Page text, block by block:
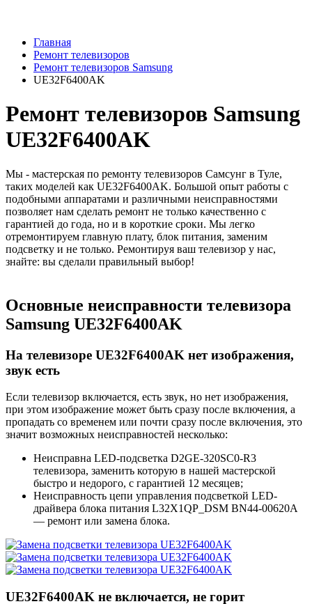
Главная
Ремонт телевизоров
Ремонт телевизоров Samsung
UE32F6400AK
Ремонт телевизоров Samsung
UE32F6400AK
Мы - мастерская по ремонту телевизоров Самсунг в Туле,
таких моделей как UE32F6400AK. Большой опыт работы с
подобными аппаратами и различными неисправностями
позволяет нам сделать ремонт не только качественно с
гарантией до года, но и в короткие сроки. Мы легко
отремонтируем главную плату, блок питания, заменим
подсветку и не только. Ремонтируя ваш телевизор у нас,
знайте: вы сделали правильный выбор!
Основные неисправности телевизора
Samsung UE32F6400AK
На телевизоре UE32F6400AK нет изображения,
звук есть
Если телевизор включается, есть звук, но нет изображения,
при этом изображение может быть сразу после включения, а
пропадать со временем или почти сразу после включения, это
значит возможных неисправностей несколько:
Неисправна LED-подсветка D2GE-320SC0-R3
телевизора, заменить которую в нашей мастерской
быстро и недорого, с гарантией 12 месяцев;
Неисправность цепи управления подсветкой LED-
драйвера блока питания L32X1QP_DSM BN44-00620A
— ремонт или замена блока.
UE32F6400AK не включается, не горит